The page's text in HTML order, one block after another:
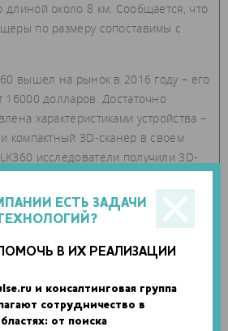
ЕСТЬ ЗАДАЧИ
В ИХ РЕАЛИЗАЦИИ
и консалтинговая группа
сотрудничество в
от поиска
длиной около 8 км. Сообщается, что
по размеру сопоставимы с
вышел на рынок в 2016 году – его
16000 долларов. Достаточно
характеристиками устройства –
компактный 3D-сканер в своем
исследователи получили 3D-
трубки длиной 1,3 км всего за три
составить подробную 3D-
пройдя через нее. Исследователи
и удобно – в команде считают,
Луны и Марса.